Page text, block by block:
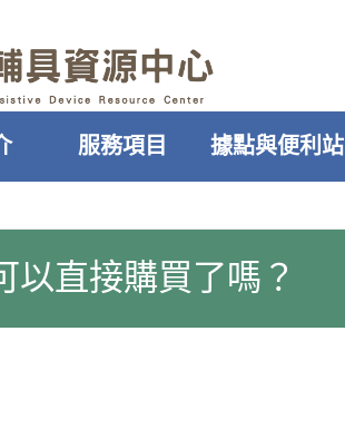
服務項目 據點與便利站
以直接購買了嗎？